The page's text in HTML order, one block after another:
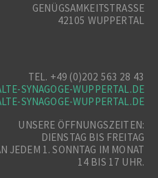
GENÜGSAMKEITSTRASSE
42105 WUPPERTAL
TEL. +49 (0)202 563 28 43
SYNAGOGE-WUPPERTAL.DE
SYNAGOGE-WUPPERTAL.DE
UNSERE ÖFFNUNGSZEITEN:
DIENSTAG BIS FREITAG
JEDEM 1. SONNTAG IM MONAT
14 BIS 17 UHR.